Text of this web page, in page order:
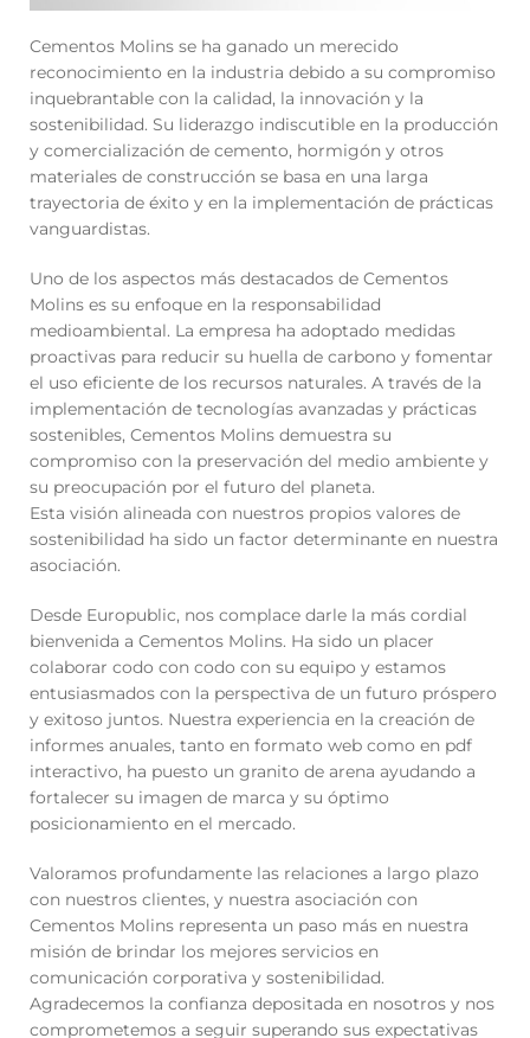
Cementos Molins se ha ganado un merecido
reconocimiento en la industria debido a su compromiso
inquebrantable con la calidad, la innovación y la
sostenibilidad. Su liderazgo indiscutible en la producción
y comercialización de cemento, hormigón y otros
materiales de construcción se basa en una larga
trayectoria de éxito y en la implementación de prácticas
vanguardistas.
Uno de los aspectos más destacados de Cementos
Molins es su enfoque en la responsabilidad
medioambiental. La empresa ha adoptado medidas
proactivas para reducir su huella de carbono y fomentar
el uso eficiente de los recursos naturales. A través de la
implementación de tecnologías avanzadas y prácticas
sostenibles, Cementos Molins demuestra su
compromiso con la preservación del medio ambiente y
su preocupación por el futuro del planeta.
Esta visión alineada con nuestros propios valores de
sostenibilidad ha sido un factor determinante en nuestra
asociación.
Desde Europublic, nos complace darle la más cordial
bienvenida a Cementos Molins. Ha sido un placer
colaborar codo con codo con su equipo y estamos
entusiasmados con la perspectiva de un futuro próspero
y exitoso juntos. Nuestra experiencia en la creación de
informes anuales, tanto en formato web como en pdf
interactivo, ha puesto un granito de arena ayudando a
fortalecer su imagen de marca y su óptimo
posicionamiento en el mercado.
Valoramos profundamente las relaciones a largo plazo
con nuestros clientes, y nuestra asociación con
Cementos Molins representa un paso más en nuestra
misión de brindar los mejores servicios en
comunicación corporativa y sostenibilidad.
Agradecemos la confianza depositada en nosotros y nos
comprometemos a seguir superando sus expectativas